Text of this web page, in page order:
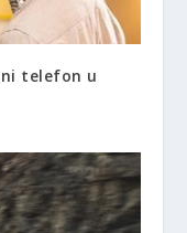
telefon u